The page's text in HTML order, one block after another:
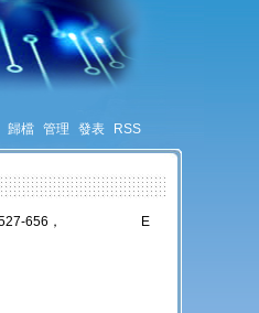
歸檔 管理 發表 RSS
生0920-527-656， E